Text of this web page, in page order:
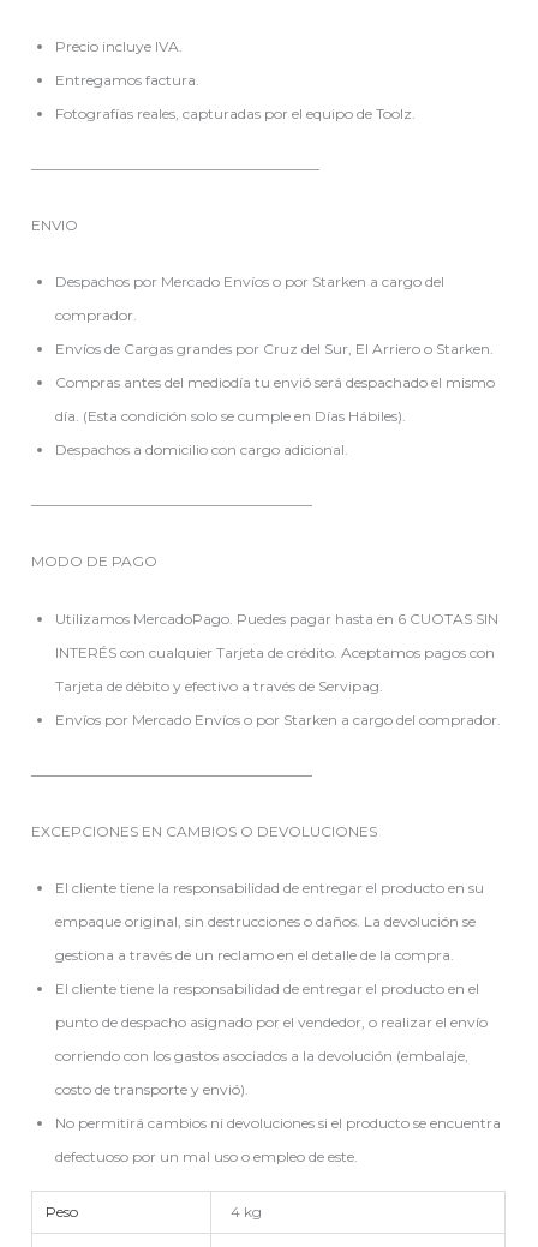
Precio incluye IVA.
Entregamos factura.
Fotografías reales, capturadas por el equipo de Toolz.
————————————————————
ENVIO
Despachos por Mercado Envíos o por Starken a cargo del
comprador.
Envíos de Cargas grandes por Cruz del Sur, El Arriero o Starken.
Compras antes del mediodía tu envió será despachado el mismo
día. (Esta condición solo se cumple en Días Hábiles).
Despachos a domicilio con cargo adicional.
———————————————————–
MODO DE PAGO
Utilizamos MercadoPago. Puedes pagar hasta en 6 CUOTAS SIN
INTERÉS con cualquier Tarjeta de crédito. Aceptamos pagos con
Tarjeta de débito y efectivo a través de Servipag.
Envíos por Mercado Envíos o por Starken a cargo del comprador.
———————————————————–
EXCEPCIONES EN CAMBIOS O DEVOLUCIONES
El cliente tiene la responsabilidad de entregar el producto en su
empaque original, sin destrucciones o daños. La devolución se
gestiona a través de un reclamo en el detalle de la compra.
El cliente tiene la responsabilidad de entregar el producto en el
punto de despacho asignado por el vendedor, o realizar el envío
corriendo con los gastos asociados a la devolución (embalaje,
costo de transporte y envió).
No permitirá cambios ni devoluciones si el producto se encuentra
defectuoso por un mal uso o empleo de este.
Peso 4 kg